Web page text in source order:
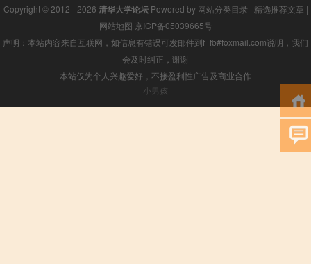
Copyright © 2012 - 2026 清华大学论坛Powered by 网站分类目录 | 精选推荐文章 |
网站地图 京ICP备05039665号
声明：本站内容来自互联网，如信息有错误可发邮件到f_fb#foxmail.com说明，我们
会及时纠正，谢谢
本站仅为个人兴趣爱好，不接盈利性广告及商业合作
小男孩